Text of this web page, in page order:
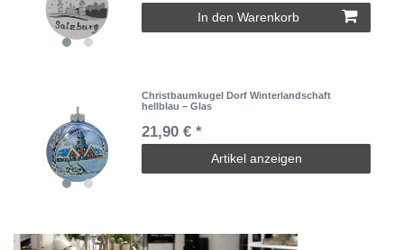
In den Warenkorb
Christbaumkugel Dorf Winterlandschaft
hellblau – Glas
21,90 € *
Artikel anzeigen